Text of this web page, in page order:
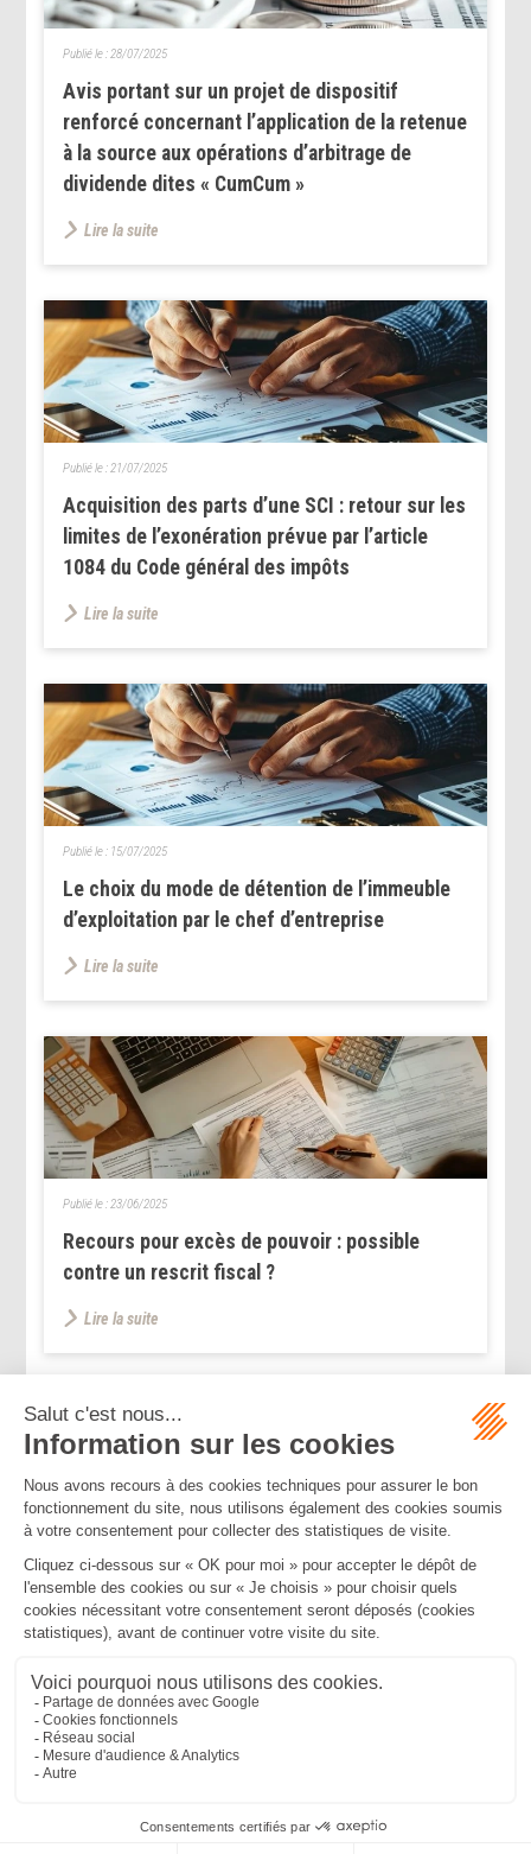
Avis portant sur un projet de dispositif
renforcé concernant l’application de la retenue
à la source aux opérations d’arbitrage de
dividende dites « CumCum »
Publié le : 28/07/2025
Lire la suite
Acquisition des parts d’une SCI : retour sur les
limites de l’exonération prévue par l’article
1084 du Code général des impôts
Publié le : 21/07/2025
Lire la suite
Le choix du mode de détention de l’immeuble
d’exploitation par le chef d’entreprise
Publié le : 15/07/2025
Lire la suite
Recours pour excès de pouvoir : possible
contre un rescrit fiscal ?
Publié le : 23/06/2025
Lire la suite
<< < 1
>>
Mentions légalesPolitique de confidentialitéPolitique de cookies
Plan du site
MBA ET ASSOCIÉS
235 Rue Helene Boucher, 34170 CASTELNAU LE LEZ
Bureau secondaire à Cannes